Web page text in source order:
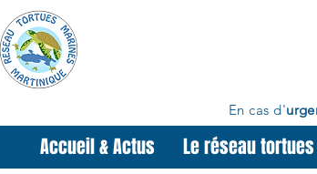
En cas d'
Accueil & Actus Le réseau